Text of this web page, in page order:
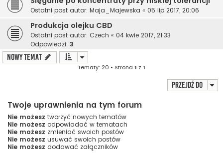
Ostatni post autor: Maja_Majewska « 05 lip 2017, 20:06
Produkcja olejku CBD
Ostatni post autor: Czech « 04 kwie 2017, 21:33
Odpowiedzi: 3
NOWY TEMAT
Tematy: 20 • Strona 1 z 1
Przejdź do
Twoje uprawnienia na tym forum
Nie możesz tworzyć nowych tematów
Nie możesz odpowiadać w tematach
Nie możesz zmieniać swoich postów
Nie możesz usuwać swoich postów
Nie możesz dodawać załączników